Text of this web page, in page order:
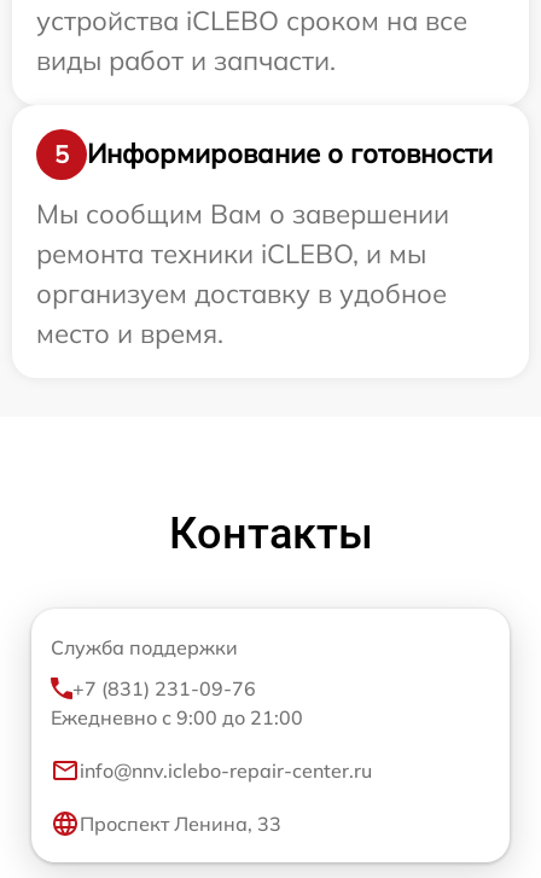
устройства iCLEBO сроком на все
виды работ и запчасти.
5
Информирование о готовности
Мы сообщим Вам о завершении
ремонта техники iCLEBO, и мы
организуем доставку в удобное
место и время.
Контакты
Служба поддержки
+7 (831) 231-09-76
Ежедневно с 9:00 до 21:00
info@nnv.iclebo-repair-center.ru
Проспект Ленина, 33